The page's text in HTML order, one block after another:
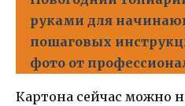
руками для
пошаговых
фото от
Картона сейчас можно